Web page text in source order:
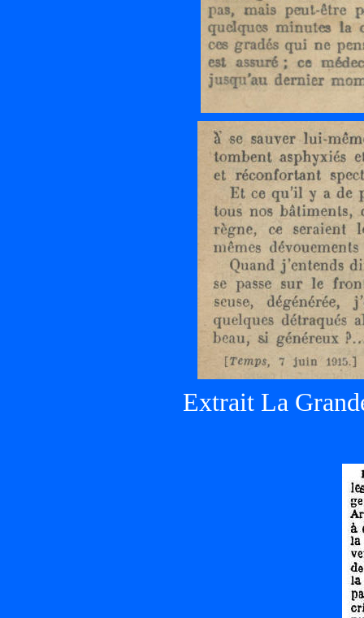
Extrait La